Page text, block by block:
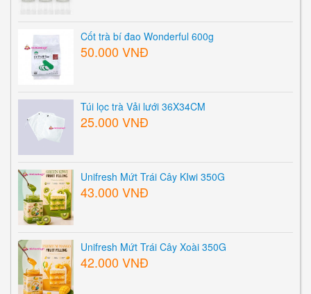
Cốt trà bí đao Wonderful 600g
50.000 VNĐ
Túi lọc trà Vải lưới 36X34CM
25.000 VNĐ
Unifresh Mứt Trái Cây KIwi 350G
43.000 VNĐ
Unifresh Mứt Trái Cây Xoài 350G
42.000 VNĐ